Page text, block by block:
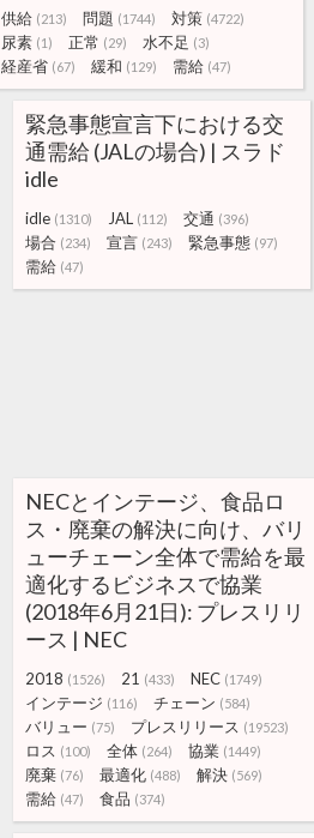
供給 (213) 問題 (1744) 対策 (4722)
尿素 (1) 正常 (29) 水不足 (3)
経産省 (67) 緩和 (129) 需給 (47)
緊急事態宣言下における交
通需給 (JALの場合) | スラド
idle
idle (1310) JAL (112) 交通 (396)
場合 (234) 宣言 (243) 緊急事態 (97)
需給 (47)
NECとインテージ、食品ロ
ス・廃棄の解決に向け、バリ
ューチェーン全体で需給を最
適化するビジネスで協業
(2018年6月21日): プレスリリ
ース | NEC
2018 (1526) 21 (433) NEC (1749)
インテージ (116) チェーン (584)
バリュー (75) プレスリリース (19523)
ロス (100) 全体 (264) 協業 (1449)
廃棄 (76) 最適化 (488) 解決 (569)
需給 (47) 食品 (374)